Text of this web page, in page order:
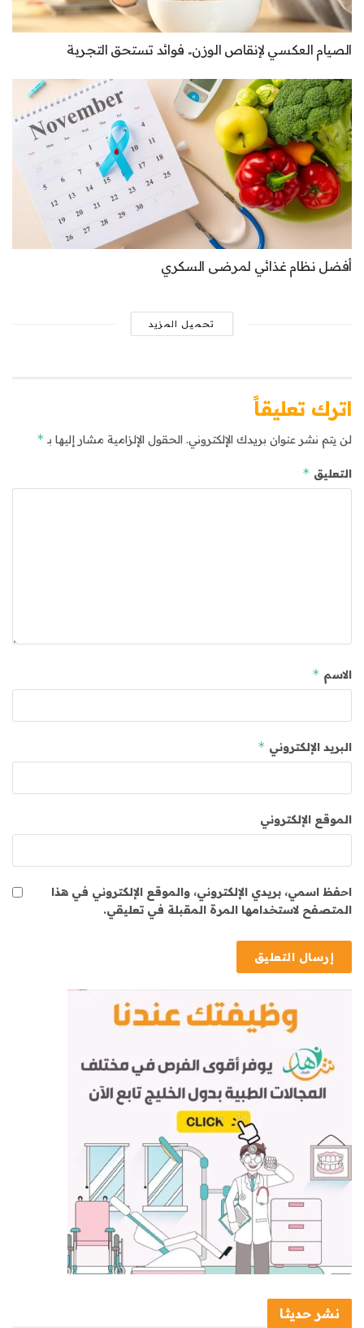
الصيام العكسي لإنقاص الوزن.. فوائد تستحق التجربة
أفضل نظام غذائي لمرضى السكري
تحميل المزيد
اترك تعليقاً
لن يتم نشر عنوان بريدك الإلكتروني. الحقول الإلزامية مشار إليها بـ *
التعليق *
الاسم *
البريد الإلكتروني *
الموقع الإلكتروني
احفظ اسمي، بريدي الإلكتروني، والموقع الإلكتروني في هذا
المتصفح لاستخدامها المرة المقبلة في تعليقي.
نشر حديثا